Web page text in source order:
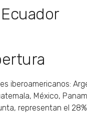
iberoamericanos:
México,
representan el